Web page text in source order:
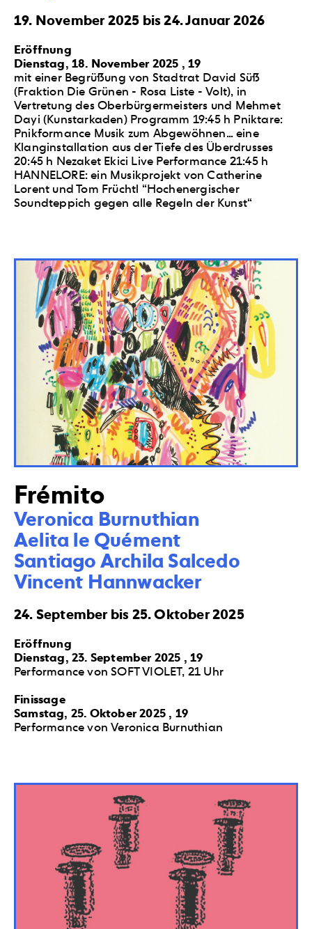
19. November 2025 bis 24. Januar 2026
Eröffnung
Dienstag, 18. November 2025 , 19
mit einer Begrüßung von Stadtrat David Süß
(Fraktion Die Grünen - Rosa Liste - Volt), in
Vertretung des Oberbürgermeisters und Mehmet
Dayi (Kunstarkaden) Programm 19:45 h Pniktare:
Pnikformance Musik zum Abgewöhnen… eine
Klanginstallation aus der Tiefe des Überdrusses
20:45 h Nezaket Ekici Live Performance 21:45 h
HANNELORE: ein Musikprojekt von Catherine
Lorent und Tom Früchtl “Hochenergischer
Soundteppich gegen alle Regeln der Kunst“
Frémito
Veronica Burnuthian
Aelita le Quément
Santiago Archila Salcedo
Vincent Hannwacker
24. September bis 25. Oktober 2025
Eröffnung
Dienstag, 23. September 2025 , 19
Performance von SOFT VIOLET, 21 Uhr
Finissage
Samstag, 25. Oktober 2025 , 19
Performance von Veronica Burnuthian